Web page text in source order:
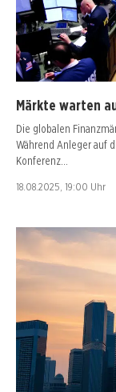
Märkte warten
Die globalen
Während Anleger auf
Konferenz…
18.08.2025, 19:00 Uhr